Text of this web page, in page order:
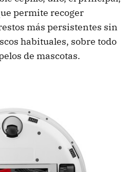
permite recoger
más persistentes sin
habituales, sobre todo
de mascotas.